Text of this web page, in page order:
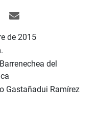
de 2015
del
Gastañadui Ramírez